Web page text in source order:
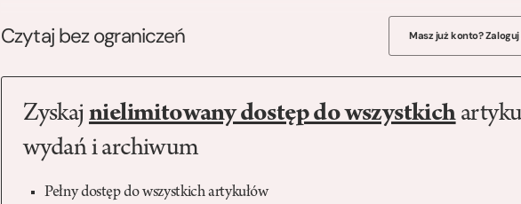
Czytaj bez ograniczeń Masz już konto?
Zyskaj nielimitowany dostęp do wszystkich
wydań i archiwum
Pełny dostęp do wszystkich artykułów